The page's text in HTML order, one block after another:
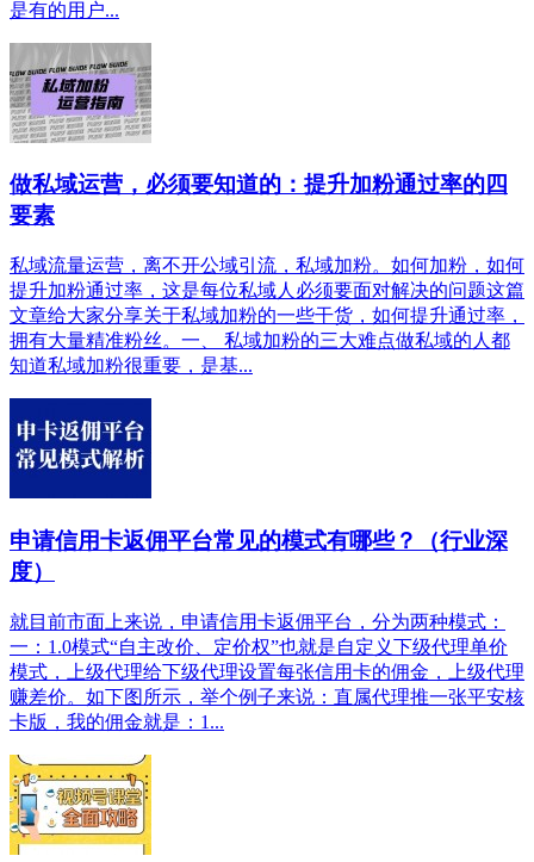
是有的用户...
做私域运营，必须要知道的：提升加粉通过率的四
要素
私域流量运营，离不开公域引流，私域加粉。如何加粉，如何
提升加粉通过率，这是每位私域人必须要面对解决的问题这篇
文章给大家分享关于私域加粉的一些干货，如何提升通过率，
拥有大量精准粉丝。一、 私域加粉的三大难点做私域的人都
知道私域加粉很重要，是基...
申请信用卡返佣平台常见的模式有哪些？（行业深
度）
就目前市面上来说，申请信用卡返佣平台，分为两种模式：
一：1.0模式“自主改价、定价权”也就是自定义下级代理单价
模式，上级代理给下级代理设置每张信用卡的佣金，上级代理
赚差价。如下图所示，举个例子来说：直属代理推一张平安核
卡版，我的佣金就是：1...